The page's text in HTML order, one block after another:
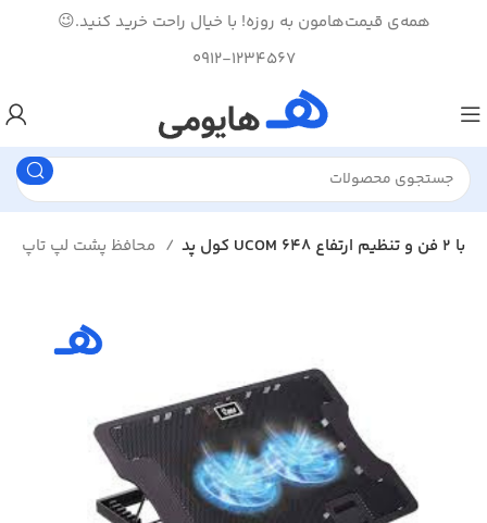
همه‌ی قیمت‌هامون به روزه! با خیال راحت خرید کنید.😉
0912-1234567
کول پد UCOM 648 با ۲ فن و تنظیم ارتفاع